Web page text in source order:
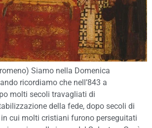
Siamo nella Domenica
ricordiamo che nell’843 a
molti secoli travagliati di
della fede, dopo secoli di
cui molti cristiani furono perseguitati